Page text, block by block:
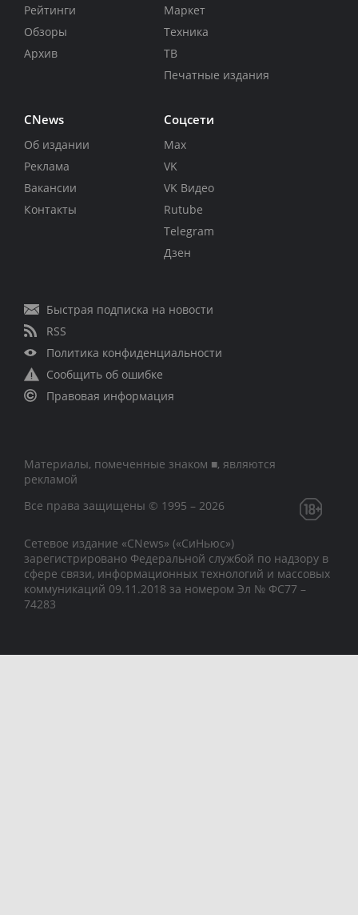
Рейтинги
Обзоры
Архив
Маркет
Техника
ТВ
Печатные издания
CNews
Об издании
Реклама
Вакансии
Контакты
Соцсети
Max
VK
VK Видео
Rutube
Telegram
Дзен
Быстрая подписка на новости
RSS
Политика конфиденциальности
Сообщить об ошибке
Правовая информация
Материалы, помеченные знаком ■, являются
рекламой
Все права защищены © 1995 – 2026
Сетевое издание «CNews» («СиНьюс»)
зарегистрировано Федеральной службой по надзору в
сфере связи, информационных технологий и массовых
коммуникаций 09.11.2018 за номером Эл № ФС77 –
74283